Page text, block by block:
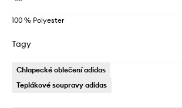
100 % Polyester
Tagy
Chlapecké oblečení adidas
Teplákové soupravy adidas